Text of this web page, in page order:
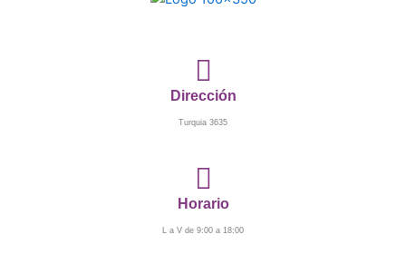
Dirección
Turquia 3635
Horario
L a V de 9:00 a 18:00